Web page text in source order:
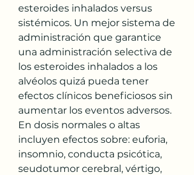
esteroides inhalados versus
sistémicos. Un mejor sistema de
administración que garantice
una administración selectiva de
los esteroides inhalados a los
alvéolos quizá pueda tener
efectos clínicos beneficiosos sin
aumentar los eventos adversos.
En dosis normales o altas
incluyen efectos sobre: euforia,
insomnio, conducta psicótica,
seudotumor cerebral, vértigo,